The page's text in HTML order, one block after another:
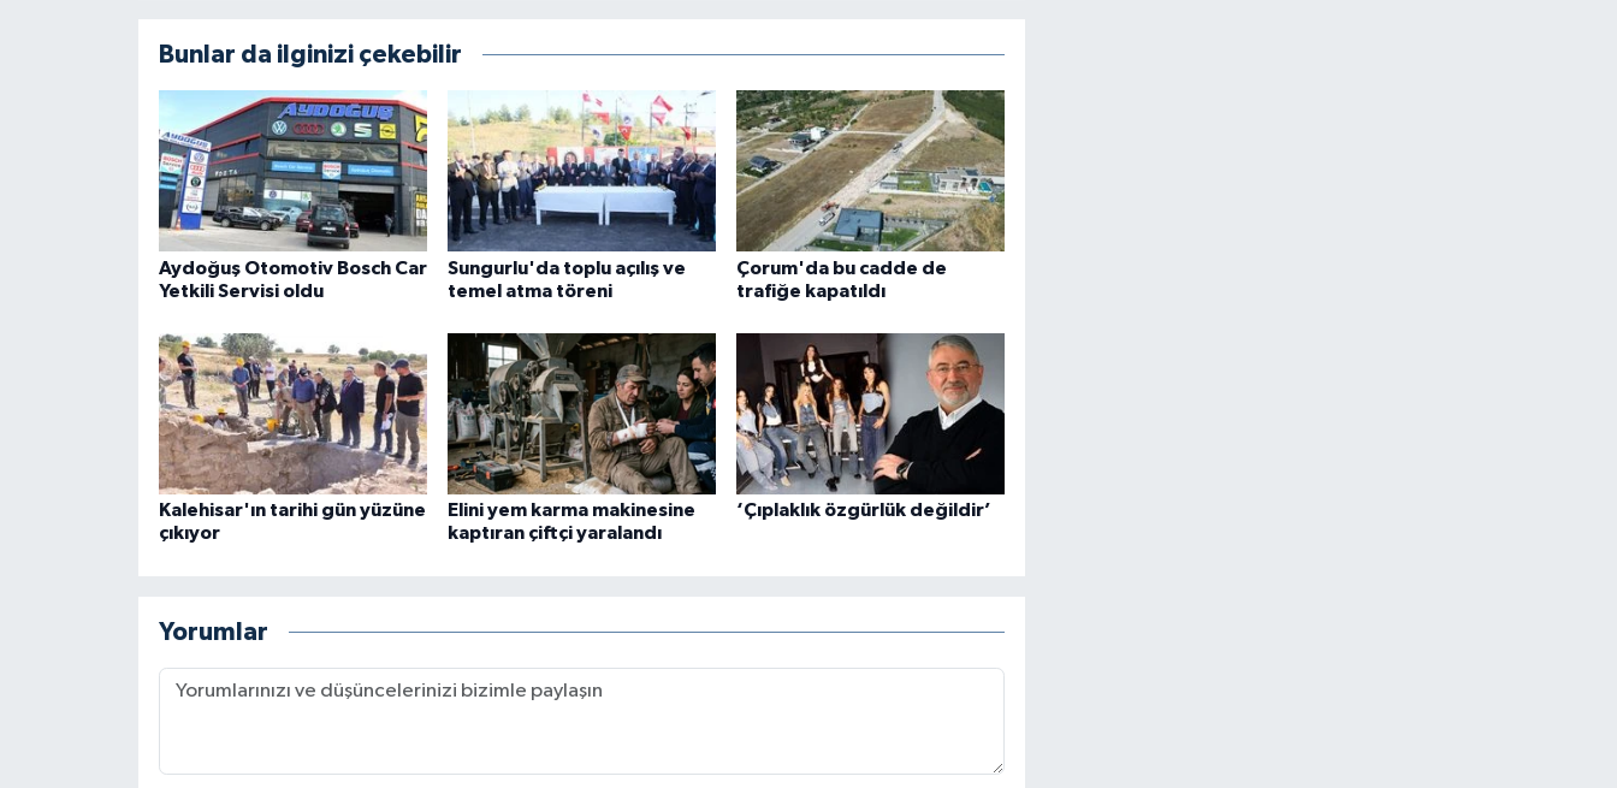
Bunlar da ilginizi çekebilir
Aydoğuş Otomotiv Bosch Car
Yetkili Servisi oldu
Sungurlu'da toplu açılış ve
temel atma töreni
Çorum'da bu cadde de
trafiğe kapatıldı
Kalehisar'ın tarihi gün yüzüne
çıkıyor
Elini yem karma makinesine
kaptıran çiftçi yaralandı
‘Çıplaklık özgürlük değildir’
Yorumlar